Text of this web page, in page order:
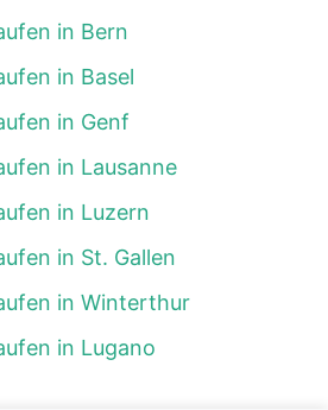
in Bern
in Basel
in Genf
in Lausanne
in Luzern
in St. Gallen
in Winterthur
in Lugano